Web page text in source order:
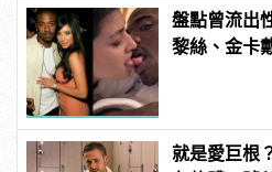
盤點曾流出
黎絲、金卡
就是愛巨根